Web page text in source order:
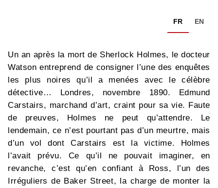
FR EN
Un an après la mort de Sherlock Holmes, le docteur
Watson entreprend de consigner l’une des enquêtes
les plus noires qu’il a menées avec le célèbre
détective… Londres, novembre 1890. Edmund
Carstairs, marchand d’art, craint pour sa vie. Faute
de preuves, Holmes ne peut qu’attendre. Le
lendemain, ce n’est pourtant pas d’un meurtre, mais
d’un vol dont Carstairs est la victime. Holmes
l’avait prévu. Ce qu’il ne pouvait imaginer, en
revanche, c’est qu’en confiant à Ross, l’un des
Irréguliers de Baker Street, la charge de monter la